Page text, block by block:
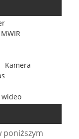
Kamera
wideo
poniższym